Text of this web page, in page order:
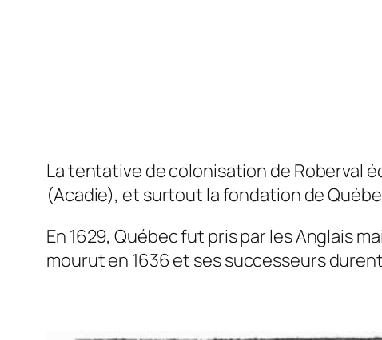
La tentative de colonisation de Roberval
(Acadie), et surtout la fondation de
En 1629, Québec fut pris par les Anglais
mourut en 1636 et ses successeurs